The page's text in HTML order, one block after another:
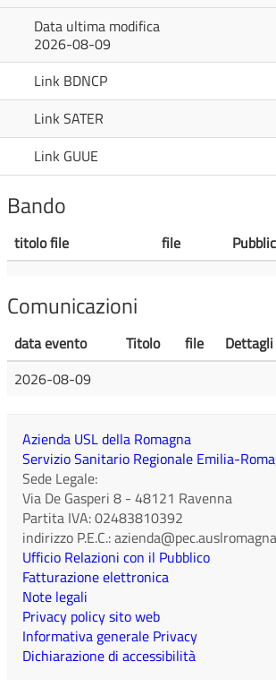
Data ultima modifica
2026-08-09
Link BDNCP
Link SATER
Link GUUE
Bando
titolo file file
Comunicazioni
data evento Titolo file Dettagli
2026-08-09
Azienda USL della Romagna
Servizio Sanitario Regionale Emilia-
Sede Legale:
Via De Gasperi 8 - 48121 Ravenna
Partita IVA:02483810392
indirizzo P.E.C.:
Ufficio Relazioni con il Pubblico
Fatturazione elettronica
Note legali
Privacy policy sito web
Informativa generale Privacy
Dichiarazione di accessibilità